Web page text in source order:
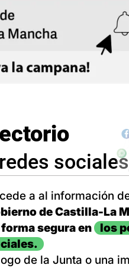
sociales
a al información
de Castilla-La
segura en
los
de la Junta o una